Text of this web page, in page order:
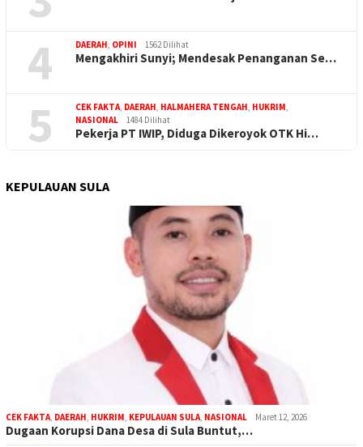
4 DAERAH, OPINI 1562 Dilihat
Mengakhiri Sunyi; Mendesak Penanganan Se…
5 CEK FAKTA, DAERAH, HALMAHERA TENGAH, HUKRIM,
NASIONAL
1484 Dilihat
Pekerja PT IWIP, Diduga Dikeroyok OTK Hi…
KEPULAUAN SULA
CEK FAKTA, DAERAH, HUKRIM, KEPULAUAN SULA, NASIONAL Maret 12, 2026
Dugaan Korupsi Dana Desa di Sula Buntut,…